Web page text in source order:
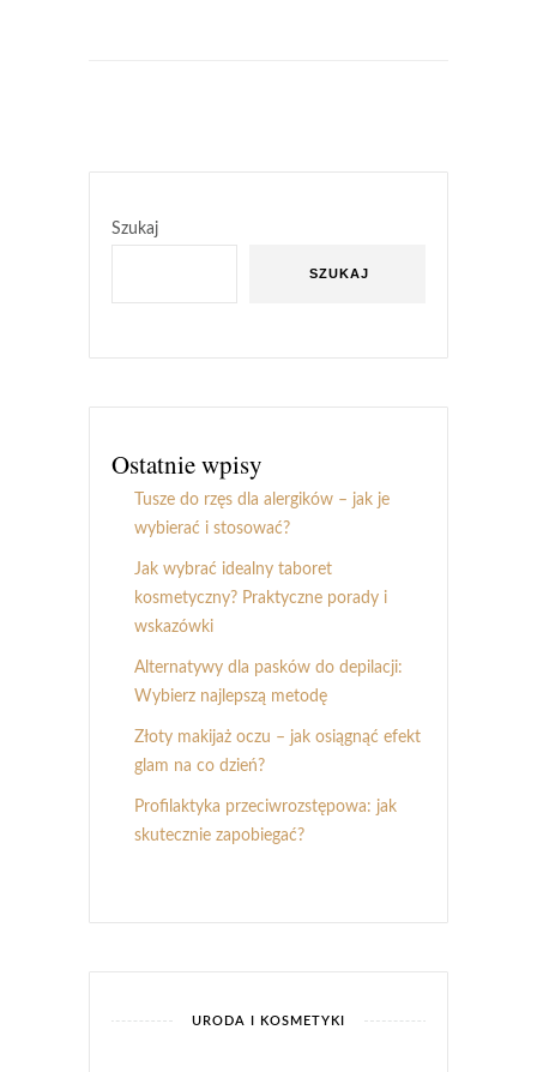
Szukaj
SZUKAJ
Ostatnie wpisy
Tusze do rzęs dla alergików – jak je
wybierać i stosować?
Jak wybrać idealny taboret
kosmetyczny? Praktyczne porady i
wskazówki
Alternatywy dla pasków do depilacji:
Wybierz najlepszą metodę
Złoty makijaż oczu – jak osiągnąć efekt
glam na co dzień?
Profilaktyka przeciwrozstępowa: jak
skutecznie zapobiegać?
URODA I KOSMETYKI